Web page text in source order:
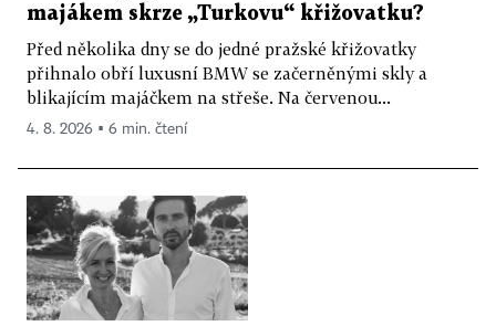
majákem skrze „Turkovu“ křižovatku?
Před několika dny se do jedné pražské křižovatky
přihnalo obří luxusní BMW se začerněnými skly a
blikajícím majáčkem na střeše. Na červenou...
4. 8. 2026 ▪ 6 min. čtení